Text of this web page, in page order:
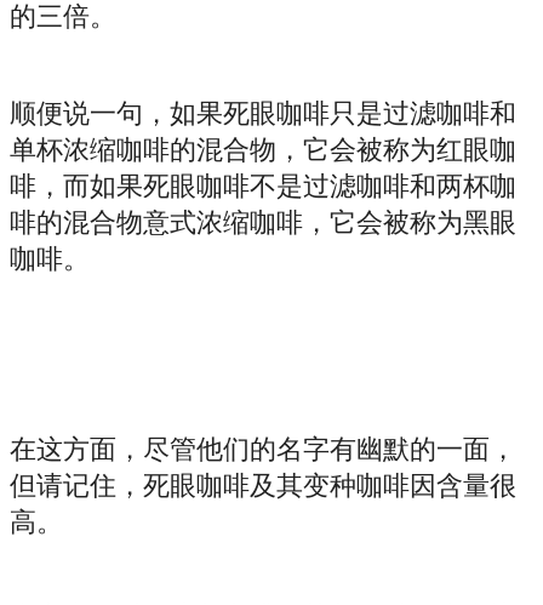
的三倍。
顺便说一句，如果死眼咖啡只是过滤咖啡和
单杯浓缩咖啡的混合物，它会被称为红眼咖
啡，而如果死眼咖啡不是过滤咖啡和两杯咖
啡的混合物意式浓缩咖啡，它会被称为黑眼
咖啡。
在这方面，尽管他们的名字有幽默的一面，
但请记住，死眼咖啡及其变种咖啡因含量很
高。